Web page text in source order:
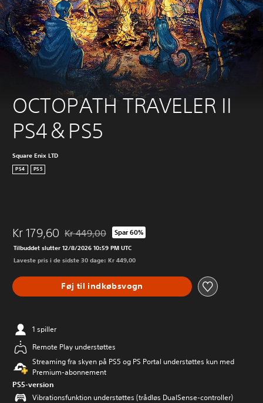
OCTOPATH TRAVELER II
PS4＆PS5
Square Enix LTD
PS4 PS5
Kr 179,60 Nedsat fra den normale pris på Kr 449,00
Kr 449,00 Spar 60%
Tilbuddet slutter 12/8/2026 10:59 PM UTC
Laveste pris i de sidste 30 dage: Kr 449,00
Føj til indkøbsvogn
1 spiller
Remote Play understøttes
Streaming fra skyen på PS5 og PS Portal understøttes kun med
Premium-abonnement
PS5-version
Vibrationsfunktion understøttes (trådløs DualSense-controller)